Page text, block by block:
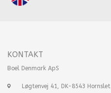
KONTAKT
Boel Denmark ApS
Løgtenvej 41, DK-8543 Hornslet